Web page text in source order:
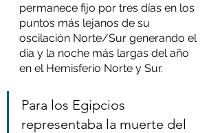
permanece fijo por tres días en los
puntos más lejanos de su
oscilación Norte/Sur generando el
día y la noche más largas del año
en el Hemisferio Norte y Sur.
Para los Egipcios
representaba la muerte del